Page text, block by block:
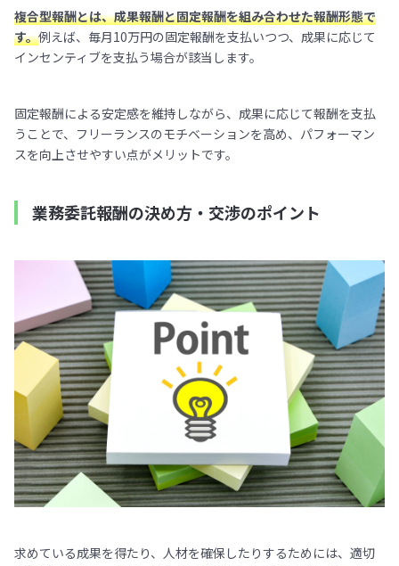
複合型報酬とは、成果報酬と固定報酬を組み合わせた報酬形態で
す。例えば、毎月10万円の固定報酬を支払いつつ、成果に応じて
インセンティブを支払う場合が該当します。
固定報酬による安定感を維持しながら、成果に応じて報酬を支払
うことで、フリーランスのモチベーションを高め、パフォーマン
スを向上させやすい点がメリットです。
業務委託報酬の決め方・交渉のポイント
求めている成果を得たり、人材を確保したりするためには、適切